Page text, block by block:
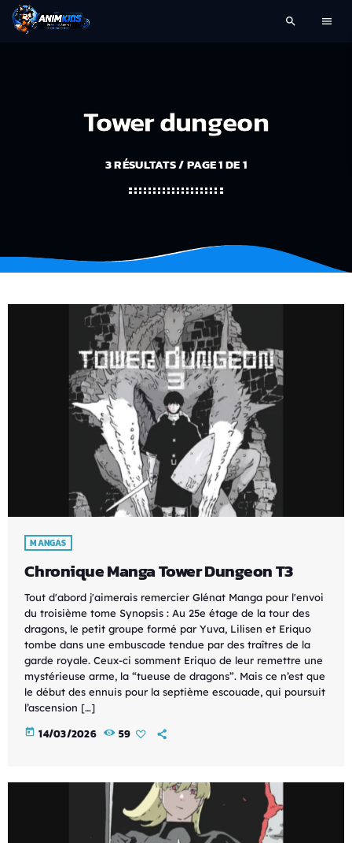
search menu
Tower dungeon
3 RÉSULTATS / PAGE 1 DE 1
MANGAS
Chronique Manga Tower Dungeon T3
Tout d'abord j'aimerais remercier Glénat Manga pour l'envoi
du troisième tome Synopsis : Au 25e étage de la tour des
dragons, le petit groupe formé par Yuva, Lilisen et Eriquo
tombe dans une embuscade tendue par des traîtres de la
garde royale. Ceux-ci somment Eriquo de leur remettre une
mystérieuse arme, la “tueuse de dragons”. Mais ce n’est que
le début des ennuis pour la septième escouade, qui poursuit
l’ascension […]
today 14/03/2026 59